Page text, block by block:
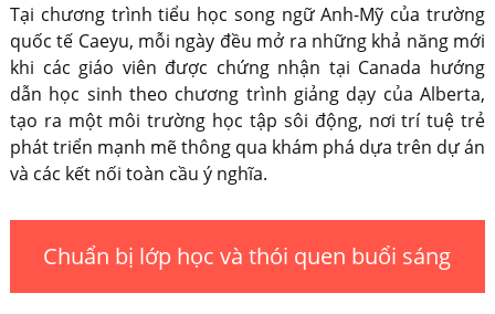
Tại chương trình tiểu học song ngữ Anh-Mỹ của trường
quốc tế Caeyu, mỗi ngày đều mở ra những khả năng mới
khi các giáo viên được chứng nhận tại Canada hướng
dẫn học sinh theo chương trình giảng dạy của Alberta,
tạo ra một môi trường học tập sôi động, nơi trí tuệ trẻ
phát triển mạnh mẽ thông qua khám phá dựa trên dự án
và các kết nối toàn cầu ý nghĩa.
Chuẩn bị lớp học và thói quen buổi sáng